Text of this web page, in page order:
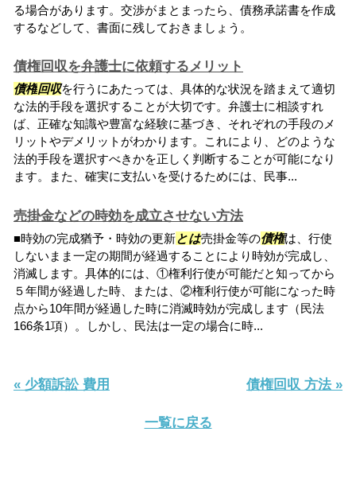
る場合があります。交渉がまとまったら、債務承諾書を作成
するなどして、書面に残しておきましょう。
債権回収を弁護士に依頼するメリット
債権回収を行うにあたっては、具体的な状況を踏まえて適切
な法的手段を選択することが大切です。弁護士に相談すれ
ば、正確な知識や豊富な経験に基づき、それぞれの手段のメ
リットやデメリットがわかります。これにより、どのような
法的手段を選択すべきかを正しく判断することが可能になり
ます。また、確実に支払いを受けるためには、民事...
売掛金などの時効を成立させない方法
■時効の完成猶予・時効の更新とは売掛金等の債権は、行使
しないまま一定の期間が経過することにより時効が完成し、
消滅します。具体的には、①権利行使が可能だと知ってから
５年間が経過した時、または、②権利行使が可能になった時
点から10年間が経過した時に消滅時効が完成します（民法
166条1項）。しかし、民法は一定の場合に時...
« 少額訴訟 費用 債権回収 方法 »
一覧に戻る